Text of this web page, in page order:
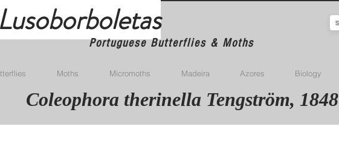
Lusoborboletas
Portuguese Butterflies & Moths
Moths Micromoths Madeira Azores Biology
Coleophora therinella Tengström, 1848